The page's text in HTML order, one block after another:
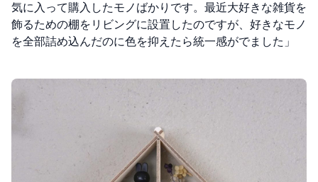
気に入って購入したモノばかりです。 最近大好きな雑貨を
飾るための棚をリビングに設置したのですが、好きなモノ
を全部詰め込んだのに色を抑えたら統一感がでました」